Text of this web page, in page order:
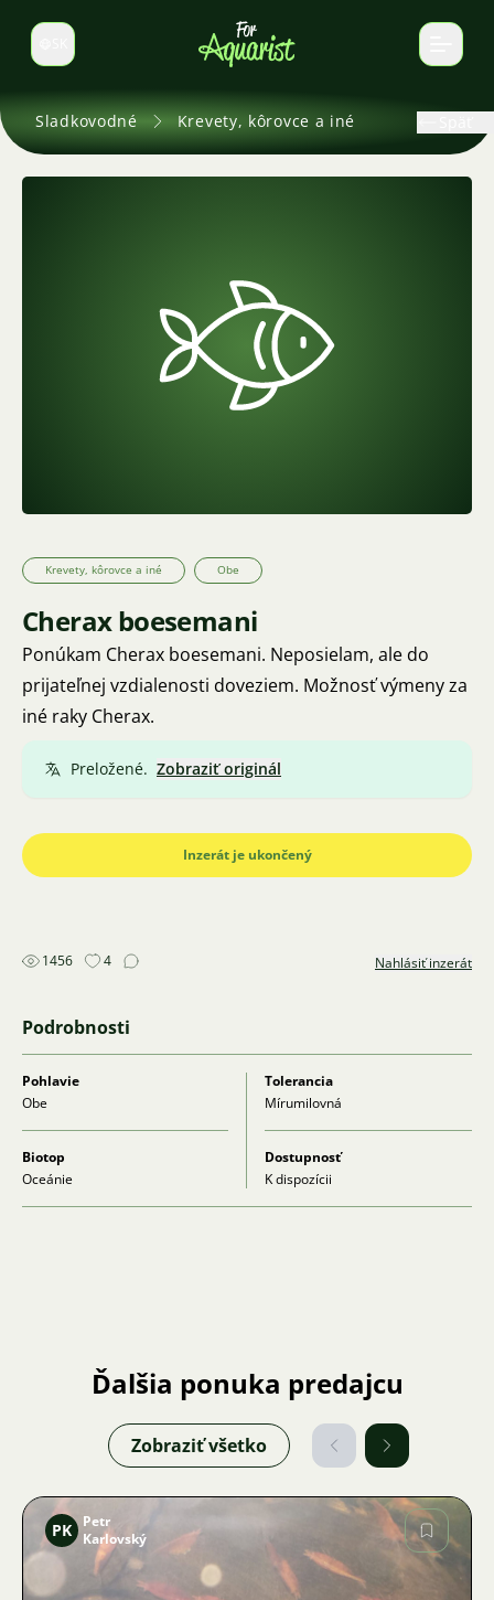
Prepnúť jazyk
Sladkovodné Krevety, kôrovce a iné
Krevety, kôrovce a iné Obe
Cherax boesemani
Ponúkam Cherax boesemani. Neposielam, ale do
prijateľnej vzdialenosti doveziem. Možnosť výmeny za
iné raky Cherax.
Preložené. Zobraziť originál
Inzerát je ukončený
1456 4 Nahlásiť inzerát
Podrobnosti
Pohlavie
Obe
Tolerancia
Mírumilovná
Biotop
Oceánie
Dostupnosť
K dispozícii
Ďalšia ponuka predajcu
Zobraziť všetko
PK
Petr
Karlovský